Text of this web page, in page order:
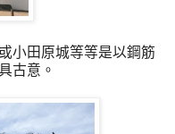
小田原城等等是以鋼筋
古意。